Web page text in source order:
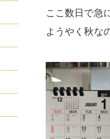
ここ数日で急
ようやく秋な